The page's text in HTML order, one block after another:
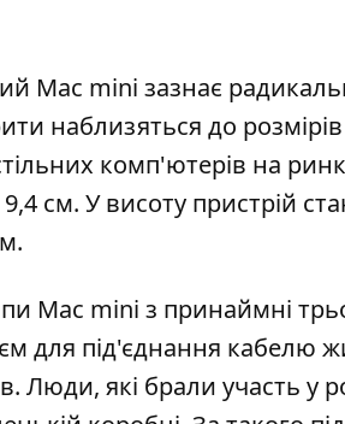
Mac mini зазнає
наблизяться до
комп'ютерів на
см. У висоту пристрій
Mac mini з принаймні
для під'єднання кабелю
Люди, які брали участь